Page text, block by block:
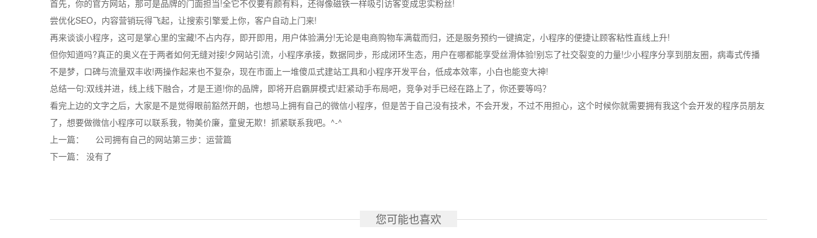
首先，你的官方网站，那可是品牌的门面担当!全它不仅要有颜有料，还得像磁铁一样吸引访客变成忠实粉丝!
尝优化SEO，内容营销玩得飞起，让搜索引擎爱上你，客户自动上门来!
再来谈谈小程序，这可是掌心里的宝藏!不占内存，即开即用，用户体验满分!无论是电商购物车满载而归，还是服务预约一键搞定，小程序的便捷让顾客粘性直线上升!
但你知道吗?真正的奥义在于两者如何无缝对接!夕网站引流，小程序承接，数据同步，形成闭环生态，用户在哪都能享受丝滑体验!别忘了社交裂变的力量!少小程序分享到朋友圈，病毒式传播
不是梦，口碑与流量双丰收!两操作起来也不复杂，现在市面上一堆傻瓜式建站工具和小程序开发平台，低成本效率，小白也能变大神!
总结一句:双线并进，线上线下融合，才是王道!你的品牌，即将开启霸屏模式!赶紧动手布局吧，竞争对手已经在路上了，你还要等吗？
看完上边的文字之后，大家是不是觉得眼前豁然开朗，也想马上拥有自己的微信小程序，但是苦于自己没有技术，不会开发，不过不用担心，这个时候你就需要拥有我这个会开发的程序员朋友
了，想要做微信小程序可以联系我，物美价廉，童叟无欺！抓紧联系我吧。^-^
上一篇：
公司拥有自己的网站第三步：运营篇
下一篇： 没有了
您可能也喜欢